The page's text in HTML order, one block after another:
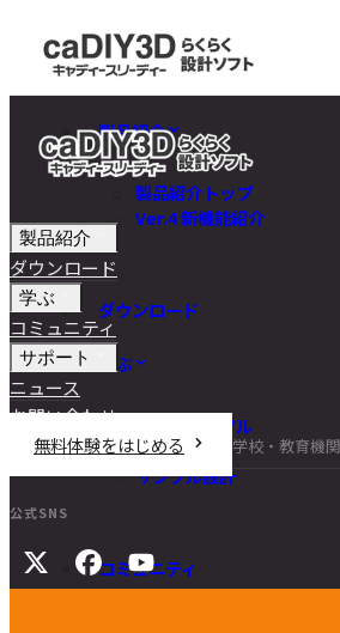
製品紹介
製品紹介トップ
Ver.4 新機能紹介
ダウンロード
学ぶ
チュートリアル
DIY講座
サンプル設計
コミュニティ
製品紹介
ダウンロード
学ぶ
コミュニティ
サポート
ニュース
お問い合わせ
無料体験をはじめる
学校・教育機
公式SNS